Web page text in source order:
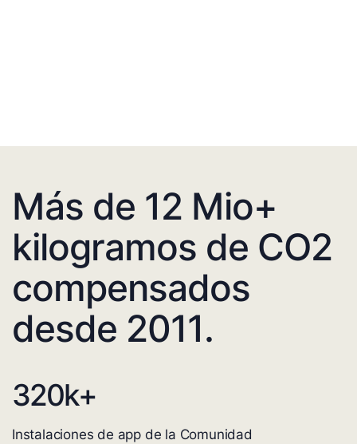
Más de 12 Mio+
kilogramos de CO2
compensados
desde 2011.
320k+
Instalaciones de app de la Comunidad